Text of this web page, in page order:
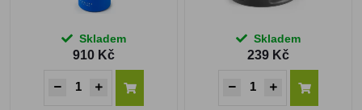
Skladem
910 Kč
Skladem
239 Kč